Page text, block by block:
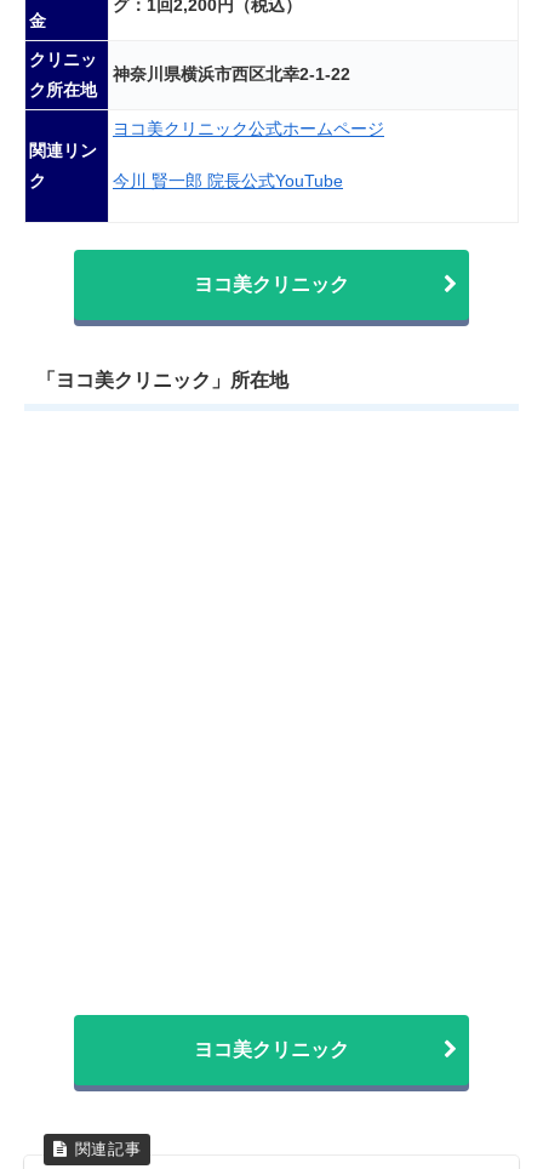
金
グ：1回2,200円（税込）
クリニッ
ク所在地
神奈川県横浜市西区北幸2-1-22
関連リン
ク
ヨコ美クリニック公式ホームページ
今川 賢一郎 院長公式YouTube
ヨコ美クリニック
「ヨコ美クリニック」所在地
ヨコ美クリニック